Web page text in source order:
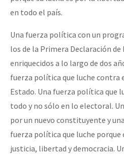
en todo el país.
Una fuerza política con un
los de la Primera Declaración de
enriquecidos a lo largo de dos
fuerza política que luche contra
Estado. Una fuerza política que
todo y no sólo en lo electoral.
por un nuevo constituyente y
fuerza política que luche porque
justicia, libertad y democracia.